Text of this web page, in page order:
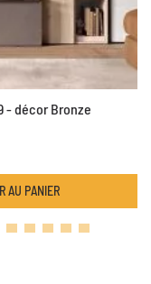
- décor Bronze
AU PANIER